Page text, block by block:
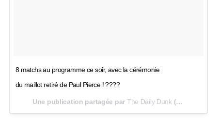
8 matchs au programme ce soir, avec la cérémonie
du maillot retiré de Paul Pierce ! ????
Une publication partagée par The Daily Dunk (@thedailydunk) le